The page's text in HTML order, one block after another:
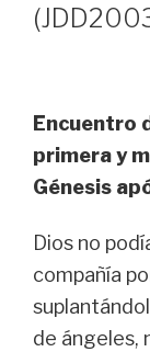
Encuentro
primera y
Génesis
Dios no
compañía
de ángeles,